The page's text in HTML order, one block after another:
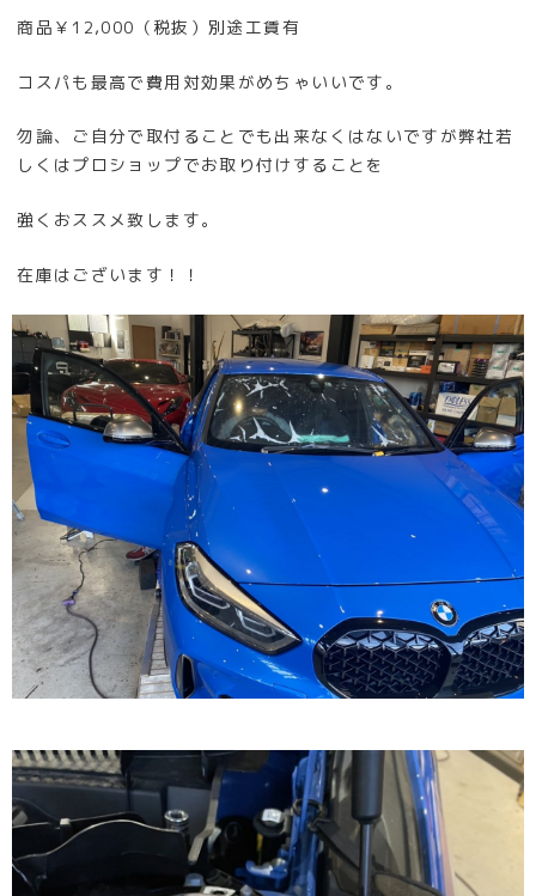
商品￥12,000（税抜）別途工賃有
コスパも最高で費用対効果がめちゃいいです。
勿論、ご自分で取付ることでも出来なくはないですが弊社若
しくはプロショップでお取り付けすることを
強くおススメ致します。
在庫はございます！！